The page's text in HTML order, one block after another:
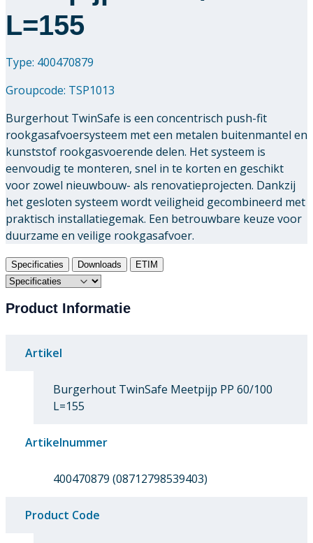
L=155
Type: 400470879
Groupcode: TSP1013
Burgerhout TwinSafe is een concentrisch push-fit
rookgasafvoersysteem met een metalen buitenmantel en
kunststof rookgasvoerende delen. Het systeem is
eenvoudig te monteren, snel in te korten en geschikt
voor zowel nieuwbouw- als renovatieprojecten. Dankzij
het gesloten systeem wordt veiligheid gecombineerd met
praktisch installatiegemak. Een betrouwbare keuze voor
duurzame en veilige rookgasafvoer.
Specificaties Downloads ETIM
Product Informatie
Artikel
Burgerhout TwinSafe Meetpijp PP 60/100
L=155
Artikelnummer
400470879 (08712798539403)
Product Code